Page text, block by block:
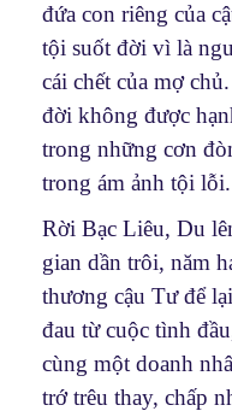
đứa con riêng của
tội suốt đời vì là
cái chết của mợ
đời không được
trong những cơn
trong ám ảnh tội lỗi.
Rời Bạc Liêu, Du
gian dần trôi, năm
thương cậu Tư để
đau từ cuộc tình
cùng một doanh
trớ trêu thay, chấp